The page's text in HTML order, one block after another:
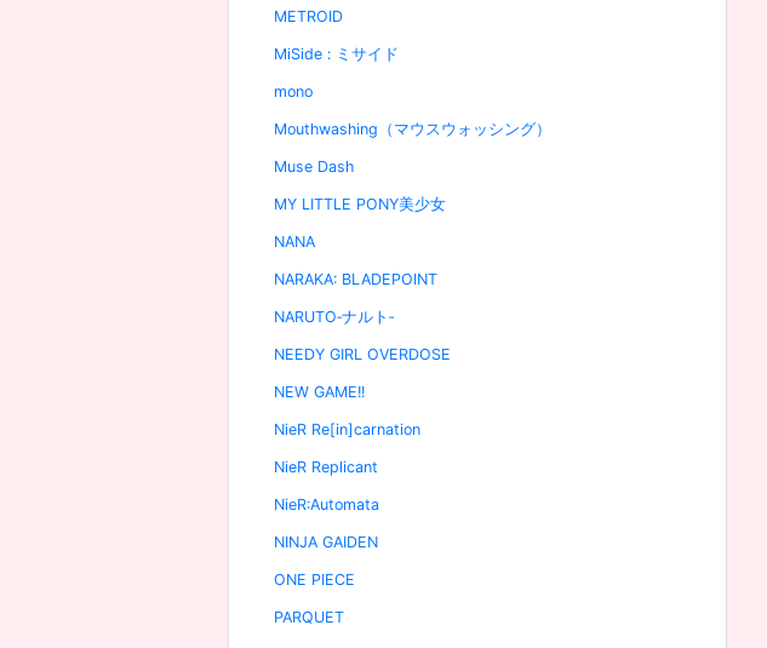
METROID
MiSide : ミサイド
mono
Mouthwashing（マウスウォッシング）
Muse Dash
MY LITTLE PONY美少女
NANA
NARAKA: BLADEPOINT
NARUTO‐ナルト‐
NEEDY GIRL OVERDOSE
NEW GAME!!
NieR Re[in]carnation
NieR Replicant
NieR:Automata
NINJA GAIDEN
ONE PIECE
PARQUET